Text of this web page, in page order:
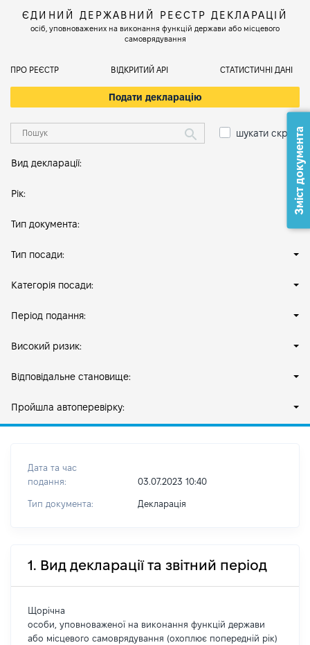
ЄДИНИЙ ДЕРЖАВНИЙ РЕЄСТР ДЕКЛАРАЦІЙ
осіб, уповноважених на виконання функцій держави або місцевого
самоврядування
ПРО РЕЄСТР ВІДКРИТИЙ АРІ СТАТИСТИЧНІ ДАНІ
Подати декларацію
шукати скрізь
Вид декларації:
Рік:
Тип документа:
Тип посади:
Категорія посади:
Період подання:
Високий ризик:
Відповідальне становище:
Пройшла автоперевірку:
Дата та час
подання:
03.07.2023 10:40
Тип документа: Декларація
1. Вид декларації та звітний період
Щорічна
особи, уповноваженої на виконання функцій держави
або місцевого самоврядування (охоплює попередній рік)
Зміст документа